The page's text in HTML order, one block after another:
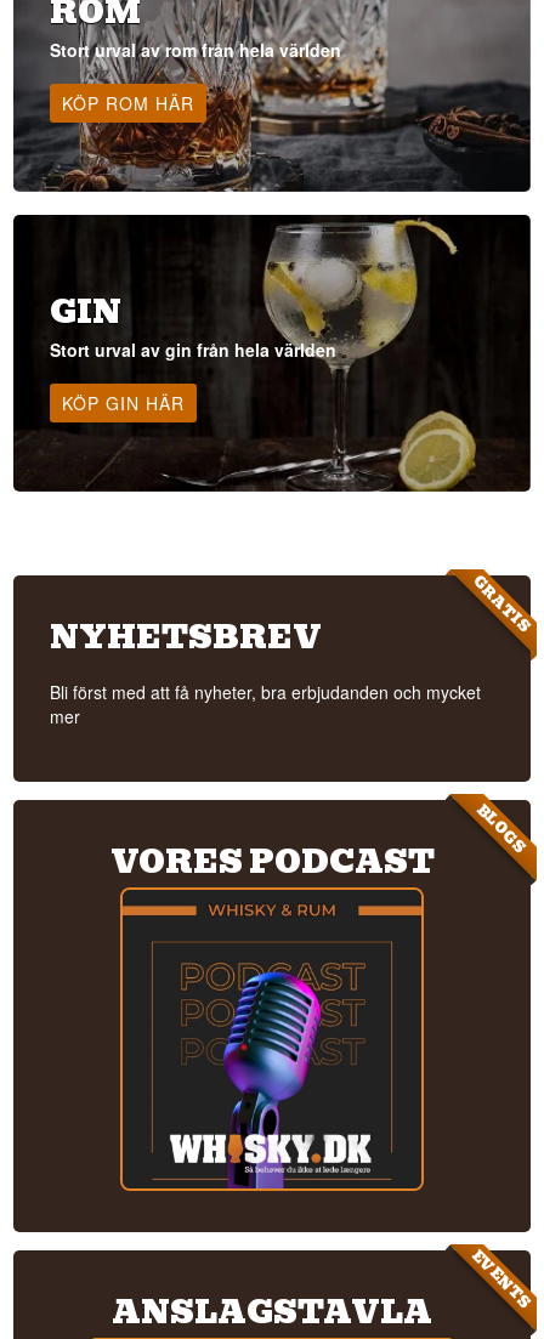
ROM
Stort urval av rom från hela världen
KÖP ROM HÄR
GIN
Stort urval av gin från hela världen
KÖP GIN HÄR
GRATIS
NYHETSBREV
Bli först med att få nyheter, bra erbjudanden och mycket
mer
BLOGS
VORES PODCAST
EVENTS
ANSLAGSTAVLA